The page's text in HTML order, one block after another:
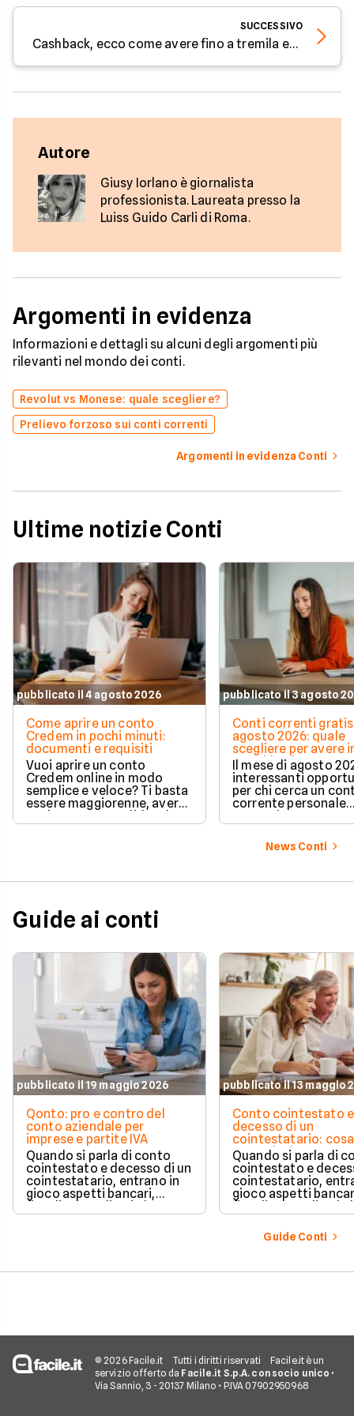
SUCCESSIVO
Cashback, ecco come avere fino a tremila euro sul conto corrente
Autore
Giusy Iorlano è giornalista
professionista. Laureata presso la
Luiss Guido Carli di Roma.
Argomenti in evidenza
Informazioni e dettagli su alcuni degli argomenti più
rilevanti nel mondo dei conti.
Revolut vs Monese: quale scegliere?
Prelievo forzoso sui conti correnti
Argomenti in evidenza Conti
Ultime notizie Conti
pubblicato il 4 agosto 2026
Come aprire un conto
Credem in pochi minuti:
documenti e requisiti
Vuoi aprire un conto
Credem online in modo
semplice e veloce? Ti basta
essere maggiorenne, avere
un documento valido o lo
SPID e preparare pochi dati
requisiti e i passaggi
pubblicato il 3 agosto
Conti correnti
agosto 2026: quale
scegliere per avere
e cashback?
Il mese di agosto
interessanti
per chi cerca un
corrente personale
conveniente e a
News Conti
Guide ai conti
pubblicato il 19 maggio 2026
Qonto: pro e contro del
conto aziendale per
imprese e partite IVA
Quando si parla di conto
cointestato e decesso di un
cointestatario, entrano in
gioco aspetti bancari,
fiscali ed ereditari che
spesso generano
pubblicato il 13 maggio
Conto cointestato e
decesso di un
cointestatario: cosa
succede davvero
blocchi, quote e
successione
Quando si parla di
cointestato e
cointestatario,
gioco aspetti
fiscali ed ereditari
spesso generano
confusione.
Guide Conti
© 2026 Facile.it Tutti i diritti riservati
Facile.it è un
servizio offerto da Facile.it S.p.A. con socio unico •
Via Sannio, 3 - 20137 Milano • P.IVA 07902950968